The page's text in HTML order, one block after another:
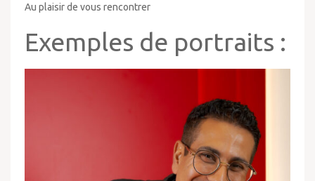
Au plaisir de vous rencontrer
Exemples de portraits :